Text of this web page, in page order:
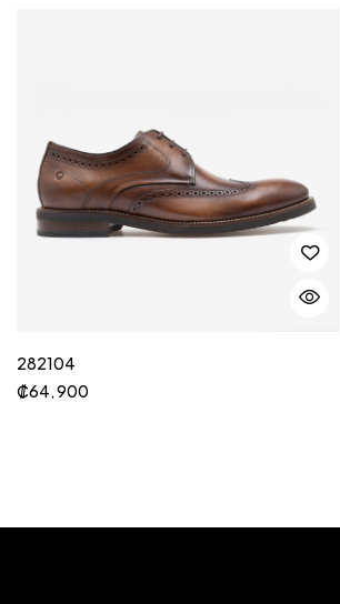
282104
₡64, 900